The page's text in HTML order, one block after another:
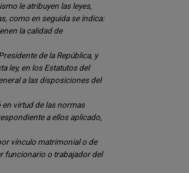
le atribuyen las leyes,
como en seguida se indica:
la calidad de
de la República, y
ley, en los Estatutos del
a las disposiciones del
virtud de las normas
a ellos aplicado,
vínculo matrimonial o de
funcionario o trabajador del